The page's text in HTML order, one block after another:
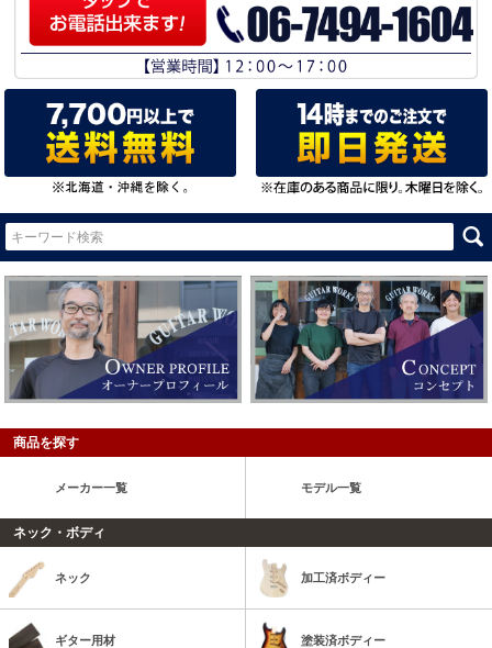
商品を探す
メーカー一覧 モデル一覧
ネック・ボディ
ネック 加工済ボディー
ギター用材 塗装済ボディー